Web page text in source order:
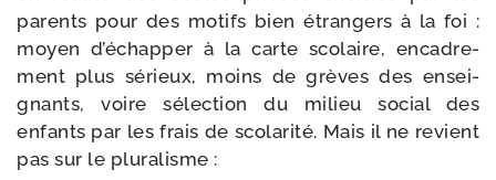
parents pour des motifs bien étran­gers à la foi :
moyen d’é­chap­per à la carte sco­laire, enca­dre­
ment plus sérieux, moins de grèves des ensei­
gnants, voire sélec­tion du milieu social des
enfants par les frais de sco­la­ri­té. Mais il ne revient
pas sur le pluralisme :